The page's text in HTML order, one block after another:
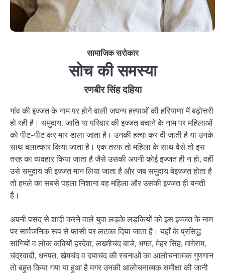
सामाजिक सरोकार
सोच की समस्या
रणबीर सिंह दहिया
गांव की इज्जत के नाम पर होने वाली जघन्य हत्याओं की हरियाणा में बढ़ोत्तरी
हो रही है। समुदाय, जाति या परिवार की इज्जत बचाने के नाम पर महिलाओं
को पीट-पीट कर मार डाला जाता है। उनकी हत्या कर दी जाती है या उनके
साथ बलात्कार किया जाता है। एक तरफ तो महिला के साथ वैसे तो इस
तरह का व्यवहार किया जाता है जैसे उसकी अपनी कोई इज्जत ही न हो, वहीं
उसे समुदाय की इज्जत मान लिया जाता है और जब समुदाय बेइज्जत होता है
तो हमले का सबसे पहला निशाना वह महिला और उसकी इज्जत ही बनती
है।
अपनी पसंद से शादी करने वाले युवा लड़के लड़कियों को इस इज्जत के नाम
पर सार्वजनिक रूप से फांसी पर लटका दिया जाता है। यहाँ के प्रसिद्ध
सांगियों व लोक कवियों हरदेवा, लख्मीचंद बाजे, भगत, मेहर सिंह, मांगेराम,
चंद्रवादी, धनपत, खेमचंद व दयाचंद की रचनाओं का आलोचनात्मक गुणगान
तो बहुत किया गया या हुआ है मगर उनकी आलोचनात्मक समीक्षा की जानी